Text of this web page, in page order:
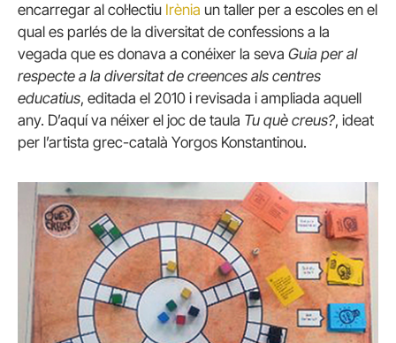
encarregar al col·lectiu Irènia un taller per a escoles en el
qual es parlés de la diversitat de confessions a la
vegada que es donava a conéixer la seva Guia per al
respecte a la diversitat de creences als centres
educatius, editada el 2010 i revisada i ampliada aquell
any. D’aquí va néixer el joc de taula Tu què creus?, ideat
per l’artista grec-català Yorgos Konstantinou.